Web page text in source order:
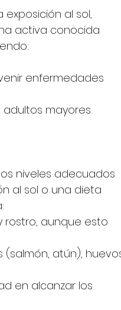
al sol,
activa conocida
enfermedades
mayores.
niveles adecuados
al sol o una dieta
rostro, aunque esto
atún),
en alcanzar los